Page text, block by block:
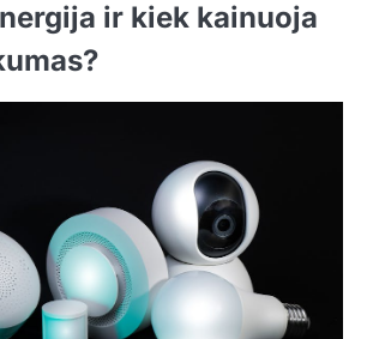
ir kiek kainuoja